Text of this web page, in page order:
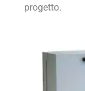
progetto.